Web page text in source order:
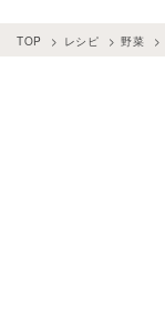
TOP レシピ 野菜